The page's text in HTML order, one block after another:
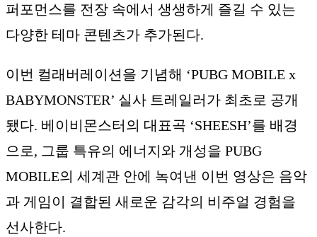
퍼포먼스를 전장 속에서 생생하게 즐길 수 있는
다양한 테마 콘텐츠가 추가된다.
이번 컬래버레이션을 기념해 ‘PUBG MOBILE x
BABYMONSTER’ 실사 트레일러가 최초로 공개
됐다. 베이비몬스터의 대표곡 ‘SHEESH’를 배경
으로, 그룹 특유의 에너지와 개성을 PUBG
MOBILE의 세계관 안에 녹여낸 이번 영상은 음악
과 게임이 결합된 새로운 감각의 비주얼 경험을
선사한다.